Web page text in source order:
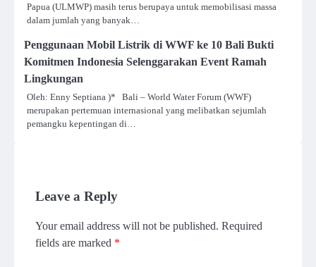
Papua (ULMWP) masih terus berupaya untuk memobilisasi massa
dalam jumlah yang banyak…
Penggunaan Mobil Listrik di WWF ke 10 Bali Bukti
Komitmen Indonesia Selenggarakan Event Ramah
Lingkungan
Oleh: Enny Septiana )* Bali – World Water Forum (WWF)
merupakan pertemuan internasional yang melibatkan sejumlah
pemangku kepentingan di…
Leave a Reply
Your email address will not be published. Required
fields are marked *